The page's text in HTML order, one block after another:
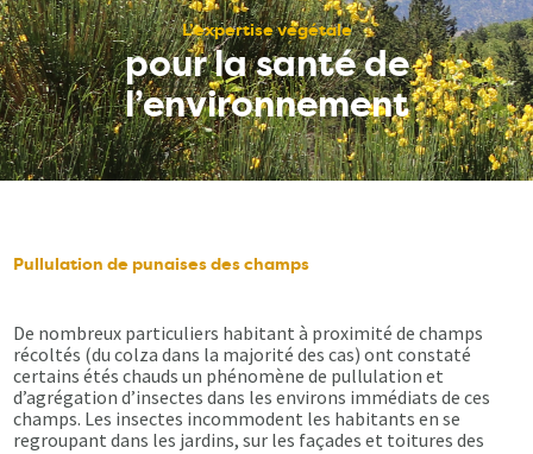
L’expertise végétale
pour la santé de
l’environnement
Pullulation de punaises des champs
De nombreux particuliers habitant à proximité de champs
récoltés (du colza dans la majorité des cas) ont constaté
certains étés chauds un phénomène de pullulation et
d’agrégation d’insectes dans les environs immédiats de ces
champs. Les insectes incommodent les habitants en se
regroupant dans les jardins, sur les façades et toitures des